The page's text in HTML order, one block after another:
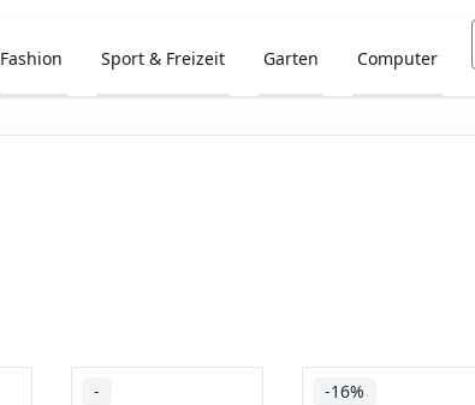
Fashion Sport & Freizeit Garten Computer
- -16%